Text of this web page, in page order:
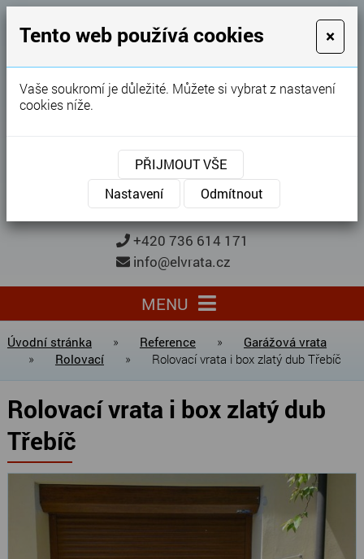
GARÁŽOVÁ VRATA
Karel Procházka
Garážová vrata, brány, ploty ...
Kontaktujte nás
KONTAKTUJTE NÁS
+420 736 614 171
info@elvrata.cz
MENU
Úvodní stránka » Reference »
Garážová vrata
»
Rolovací » Rolovací vrata i box zlatý dub Třebíč
Rolovací vrata i box zlatý dub
Třebíč
Tento web používá cookies ×
Vaše soukromí je důležité. Můžete si vybrat z nastavení
cookies níže.
PŘIJMOUT VŠE
Nastavení
Odmítnout